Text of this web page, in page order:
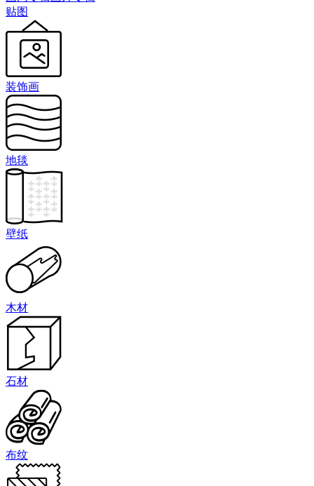
贴图
装饰画
地毯
壁纸
木材
石材
布纹